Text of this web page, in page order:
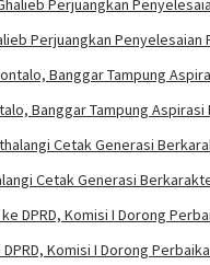
Perjuangkan Penyelesaian
Banggar Tampung Aspirasi
Cetak Generasi
Komisi I Dorong